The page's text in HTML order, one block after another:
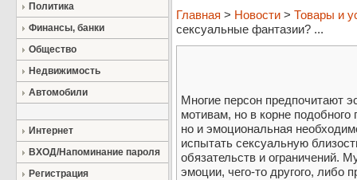
Политика
Финансы, банки
Общество
Недвижимость
Автомобили
Интернет
ВХОД/Напоминание пароля
Регистрация
Главная > Новости > Товары и
сексуальные фантазии? ...
Многие персон предпочитают
мотивам, но в корне
но и эмоциональная
испытать сексуальную
обязательств и ограничений.
эмоции, чего-то другого, либо